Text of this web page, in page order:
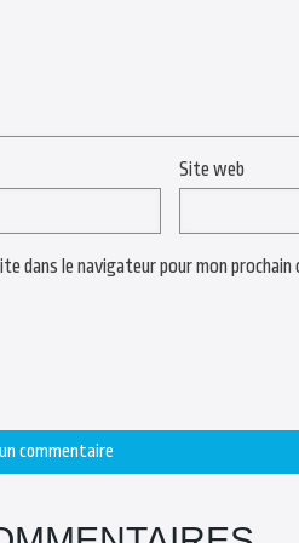
Site web
dans le navigateur pour mon prochain